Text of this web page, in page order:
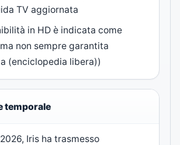
TV aggiornata
in HD è indicata come
non sempre garantita
(enciclopedia libera))
temporale
Iris ha trasmesso